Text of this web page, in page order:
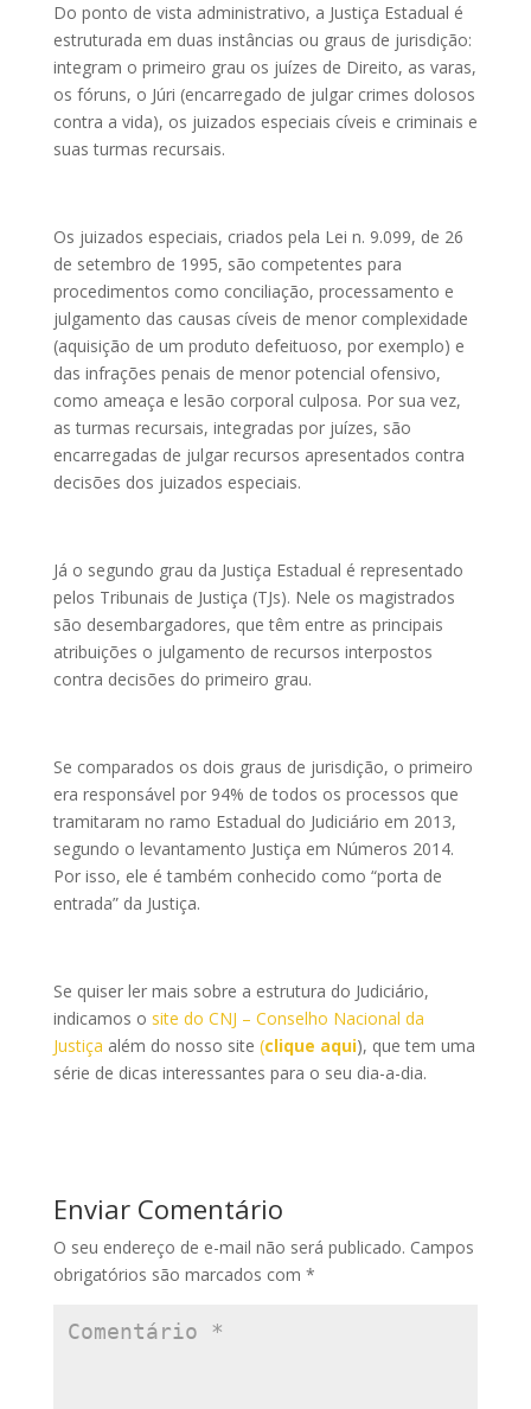
Do ponto de vista administrativo, a Justiça Estadual é
estruturada em duas instâncias ou graus de jurisdição:
integram o primeiro grau os juízes de Direito, as varas,
os fóruns, o Júri (encarregado de julgar crimes dolosos
contra a vida), os juizados especiais cíveis e criminais e
suas turmas recursais.
Os juizados especiais, criados pela Lei n. 9.099, de 26
de setembro de 1995, são competentes para
procedimentos como conciliação, processamento e
julgamento das causas cíveis de menor complexidade
(aquisição de um produto defeituoso, por exemplo) e
das infrações penais de menor potencial ofensivo,
como ameaça e lesão corporal culposa. Por sua vez,
as turmas recursais, integradas por juízes, são
encarregadas de julgar recursos apresentados contra
decisões dos juizados especiais.
Já o segundo grau da Justiça Estadual é representado
pelos Tribunais de Justiça (TJs). Nele os magistrados
são desembargadores, que têm entre as principais
atribuições o julgamento de recursos interpostos
contra decisões do primeiro grau.
Se comparados os dois graus de jurisdição, o primeiro
era responsável por 94% de todos os processos que
tramitaram no ramo Estadual do Judiciário em 2013,
segundo o levantamento Justiça em Números 2014.
Por isso, ele é também conhecido como “porta de
entrada” da Justiça.
Se quiser ler mais sobre a estrutura do Judiciário,
indicamos o site do CNJ – Conselho Nacional da
Justiça além do nosso site (clique aqui), que tem uma
série de dicas interessantes para o seu dia-a-dia.
Enviar Comentário
O seu endereço de e-mail não será publicado. Campos
obrigatórios são marcados com *